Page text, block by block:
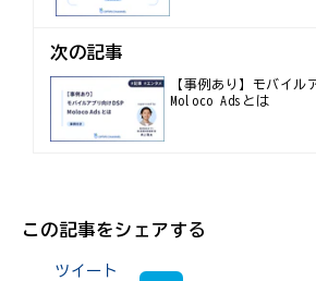
次の記事
【事例あり】モバイル
Moloco Adsとは
この記事をシェアする
ツイート